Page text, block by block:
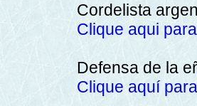
Cordelista
Clique aqui
Defensa de la
Clique aquí